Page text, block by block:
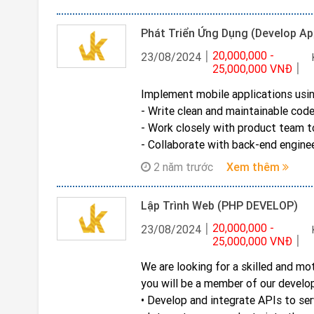
suốt vòng đời dự án
• Xác định, đánh giá và lập hồ sơ
kinh doanh về các lựa chọn, chi phí
• Lên kế hoạch và dẫn dắt các
thống có thể kiểm tra và chuyển
• Phân tích tác động của giải
dụng để làm sáng tỏ các yêu cầu
đảm bảo chất lượng
định được kiểm tra chính xác và
sản phẩm chất lượng.
Phát Triển Ứng Dụng (Develop
23/08/2024
20,000,000 -
25,000,000 VNĐ
Implement mobile applications
- Write clean and maintainable
- Work closely with product team
- Collaborate with back-end
- Ensure the performance, quality,
2 năm trước Xem thêm
Lập Trình Web (PHP DEVELOP)
23/08/2024
20,000,000 -
25,000,000 VNĐ
We are looking for a skilled and
you will be a member of our
• Develop and integrate APIs to